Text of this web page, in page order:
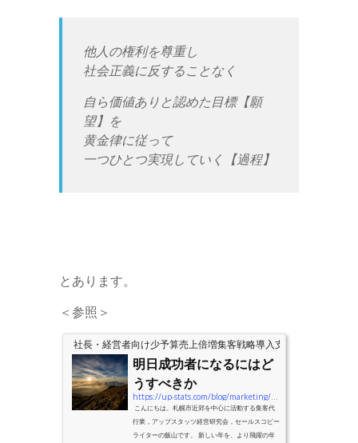
他人の権利を尊重し
社会正義に反することなく
自ら価値ありと認めた目標【願
望】を
黄金律に従って
一つひとつ実現していく【過程】
とあります。
＜参照＞
社長・経営者向け少予算売上倍増集客戦略導入支援のアップスタ
明日成功者になるにはど
うすべきか
https://up-stats.com/blog/marketing/明日成功者になるには
こんにちは。札幌市近郊を中心に活動する集客代
行業，アップスタッツ経営研究会，セールスコピー
ライターの飯山です。 新しい年を、より飛躍の年